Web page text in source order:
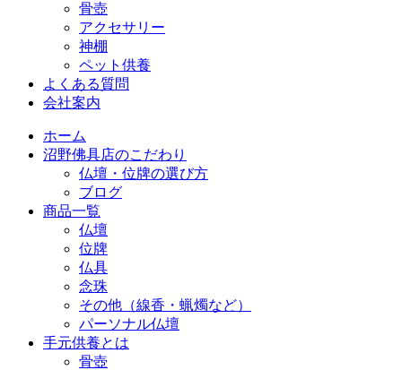
骨壺
アクセサリー
神棚
ペット供養
よくある質問
会社案内
ホーム
沼野佛具店のこだわり
仏壇・位牌の選び方
ブログ
商品一覧
仏壇
位牌
仏具
念珠
その他（線香・蝋燭など）
パーソナル仏壇
手元供養とは
骨壺